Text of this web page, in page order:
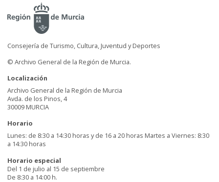
Consejería de Turismo, Cultura, Juventud y Deportes
© Archivo General de la Región de Murcia.
Localización
Archivo General de la Región de Murcia
Avda. de los Pinos, 4
30009 MURCIA
Horario
Lunes: de 8:30 a 14:30 horas y de 16 a 20 horas Martes a Viernes: 8:30
a 14:30 horas
Horario especial
Del 1 de julio al 15 de septiembre
De 8:30 a 14:00 h.